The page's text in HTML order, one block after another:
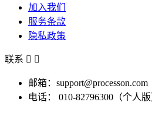
加入我们
服务条款
隐私政策
联系  
邮箱：support@processon.com
电话：
010-82796300（个人版